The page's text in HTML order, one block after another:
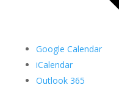
Google Calendar
iCalendar
Outlook 365